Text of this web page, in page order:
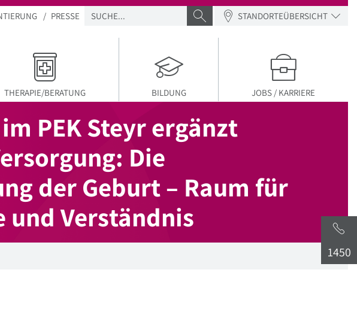
1450
PRESSE SUCHE SUCHE ABSENDEN
STANDORTEÜBERSICHT
THERAPIE/BERATUNG BILDUNG JOBS / KARRIERE
PEK Steyr ergänzt
Die
der Geburt – Raum für
und Verständnis